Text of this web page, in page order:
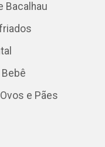
Bacalhau
e Pães